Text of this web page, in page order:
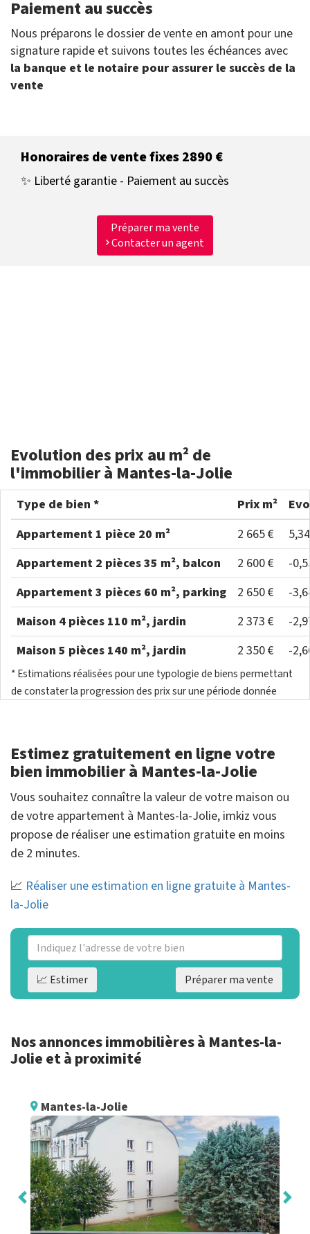
Paiement au succès
Nous préparons le dossier de vente en amont pour une
signature rapide et suivons toutes les échéances avec
la banque et le notaire pour assurer le succès de la
vente
Honoraires de vente fixes 2890 €
✨ Liberté garantie - Paiement au succès
Préparer ma vente
Contacter un agent
Evolution des prix au m² de
l'immobilier à Mantes-la-Jolie
Type de bien * Prix m²
Appartement 1 pièce 20 m²
2 665 €
Appartement 2 pièces 35 m², balcon
2 600 €
-
Appartement 3 pièces 60 m², parking
2 650 €
-
Maison 4 pièces 110 m², jardin
2 373 €
-
Maison 5 pièces 140 m², jardin
2 350 € -
* Estimations réalisées pour une typologie de biens permettant
de constater la progression des prix sur une période donnée
Estimez gratuitement en ligne votre
bien immobilier à Mantes-la-Jolie
Vous souhaitez connaître la valeur de votre maison ou
de votre appartement à Mantes-la-Jolie, imkiz vous
propose de réaliser une estimation gratuite en moins
de 2 minutes.
📈 Réaliser une estimation en ligne gratuite à Mantes-
la-Jolie
📈 Estimer Préparer ma vente
Nos annonces immobilières à Mantes-la-
Jolie et à proximité
Mantes-la-Jolie